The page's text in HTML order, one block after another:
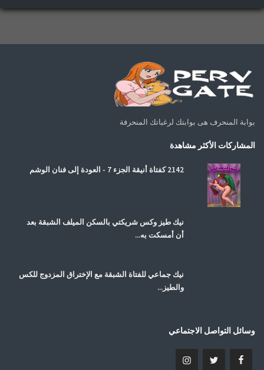
بوابة المنحرف هى بوابتك لرغباتك المنحرفة
المشاركات الأكثر مشاهدة
2142 كفتاة أنيقة الجزء 7 - العودة إلى فنان الوشم
نيك طيز وكس شريكتي بالسكن الميلف الشبقة بعد
أن أمسكت به...
نيك جماعي للفتاة الشبقة مع الإختراق المزدوج للكس
والطيز...
وسائل التواصل الاجتماعي